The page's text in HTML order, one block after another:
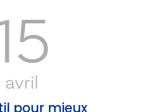
avril
pour mieux